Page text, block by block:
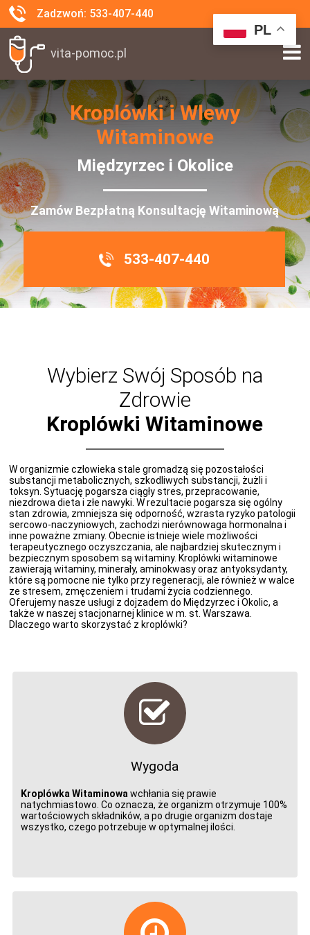
Zadzwoń: 533-407-440
vita-pomoc.pl
PL
Kroplówki i Wlewy
Witaminowe
Międzyrzec i Okolice
Zamów Bezpłatną Konsultację Witaminową
533-407-440
Wybierz Swój Sposób na
Zdrowie
Kroplówki Witaminowe
W organizmie człowieka stale gromadzą się pozostałości
substancji metabolicznych, szkodliwych substancji, żużli i
toksyn. Sytuację pogarsza ciągły stres, przepracowanie,
niezdrowa dieta i złe nawyki. W rezultacie pogarsza się ogólny
stan zdrowia, zmniejsza się odporność, wzrasta ryzyko patologii
sercowo-naczyniowych, zachodzi nierównowaga hormonalna i
inne poważne zmiany. Obecnie istnieje wiele możliwości
terapeutycznego oczyszczania, ale najbardziej skutecznym i
bezpiecznym sposobem są witaminy. Kroplówki witaminowe
zawierają witaminy, minerały, aminokwasy oraz antyoksydanty,
które są pomocne nie tylko przy regeneracji, ale również w walce
ze stresem, zmęczeniem i trudami życia codziennego.
Oferujemy nasze usługi z dojzadem do Międzyrzec i Okolic, a
także w naszej stacjonarnej klinice w m. st. Warszawa.
Dlaczego warto skorzystać z kroplówki?
Wygoda
Kroplówka Witaminowa wchłania się prawie
natychmiastowo. Co oznacza, że organizm otrzymuje 100%
wartościowych składników, a po drugie organizm dostaje
wszystko, czego potrzebuje w optymalnej ilości.